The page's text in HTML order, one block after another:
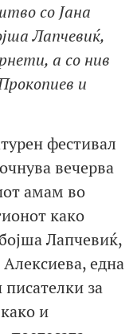
со Јана
Лапчевиќ,
, а со нив
и
фестивал
вечерва
амам во
како
Лапчевиќ,
Алексиева, една
писателки за
и